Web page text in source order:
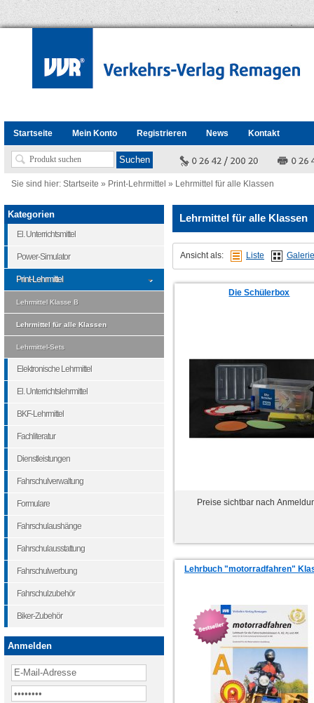
Startseite Mein Konto Registrieren News Kontakt
Sie sind hier: Startseite » Print-Lehrmittel » Lehrmittel für alle Klassen
Lehrmittel für alle Klassen
Ansicht als: Liste Galerie
Die Schülerbox
Preise sichtbar nach
Lehrbuch "motorradfahren"
Kategorien
El. Unterrichtsmittel
Power-Simulator
Print-Lehrmittel
Lehrmittel Klasse B
Lehrmittel für alle Klassen
Lehrmittel-Sets
Elektronische Lehrmittel
El. Unterrichtslehrmittel
BKF-Lehrmittel
Fachliteratur
Dienstleistungen
Fahrschulverwaltung
Formulare
Fahrschulaushänge
Fahrschulausstattung
Fahrschulwerbung
Fahrschulzubehör
Biker-Zubehör
Anmelden